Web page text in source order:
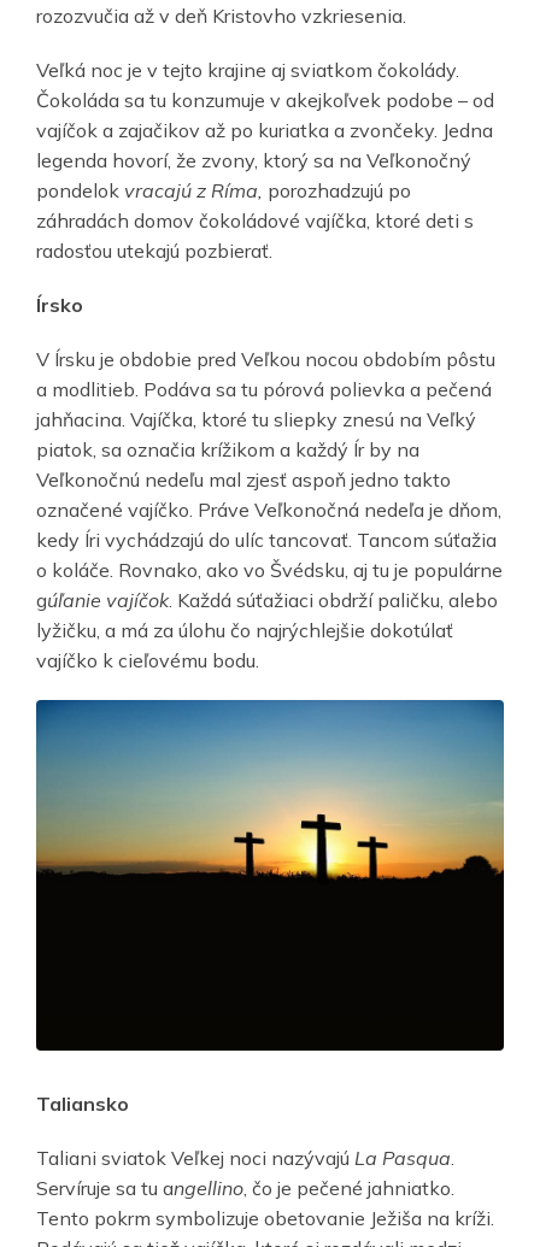
rozozvučia až v deň Kristovho vzkriesenia.
Veľká noc je v tejto krajine aj sviatkom čokolády.
Čokoláda sa tu konzumuje v akejkoľvek podobe – od
vajíčok a zajačikov až po kuriatka a zvončeky. Jedna
legenda hovorí, že zvony, ktorý sa na Veľkonočný
pondelok vracajú z Ríma, porozhadzujú po
záhradách domov čokoládové vajíčka, ktoré deti s
radosťou utekajú pozbierať.
Írsko
V Írsku je obdobie pred Veľkou nocou obdobím pôstu
a modlitieb. Podáva sa tu pórová polievka a pečená
jahňacina. Vajíčka, ktoré tu sliepky znesú na Veľký
piatok, sa označia krížikom a každý Ír by na
Veľkonočnú nedeľu mal zjesť aspoň jedno takto
označené vajíčko. Práve Veľkonočná nedeľa je dňom,
kedy Íri vychádzajú do ulíc tancovať. Tancom súťažia
o koláče. Rovnako, ako vo Švédsku, aj tu je populárne
gúľanie vajíčok. Každá súťažiaci obdrží paličku, alebo
lyžičku, a má za úlohu čo najrýchlejšie dokotúlať
vajíčko k cieľovému bodu.
Taliansko
Taliani sviatok Veľkej noci nazývajú La Pasqua
Servíruje sa tu angellino , čo je pečené jahniatko.
Tento pokrm symbolizuje obetovanie Ježiša na kríži.